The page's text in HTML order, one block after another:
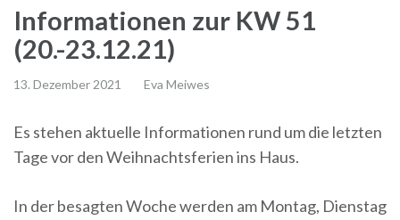
Informationen zur KW 51
(20.-23.12.21)
13. Dezember 2021 Eva Meiwes
Es stehen aktuelle Informationen rund um die letzten
Tage vor den Weihnachtsferien ins Haus.
In der besagten Woche werden am Montag, Dienstag